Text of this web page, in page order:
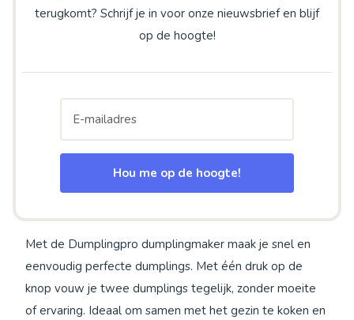
terugkomt? Schrijf je in voor onze nieuwsbrief en blijf
op de hoogte!
Hou me op de hoogte!
Met de Dumplingpro dumplingmaker maak je snel en
eenvoudig perfecte dumplings. Met één druk op de
knop vouw je twee dumplings tegelijk, zonder moeite
of ervaring. Ideaal om samen met het gezin te koken en